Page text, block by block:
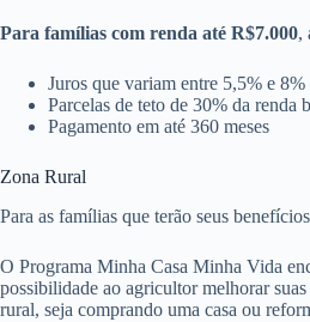
Para famílias com renda até R$7.000,
Juros que variam entre 5,5% e 8%
Parcelas de teto de 30% da renda
Pagamento em até 360 meses
Zona Rural
Para as famílias que terão seus
O Programa Minha Casa Minha Vida
possibilidade ao agricultor melhorar
rural, seja comprando uma casa ou